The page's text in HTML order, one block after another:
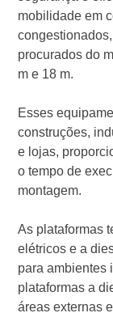
mobilidade em
procurados do
m e 18 m.
Esses
construções,
e lojas,
o tempo de
montagem.
As plataformas
elétricos e a
para ambientes
plataformas a
áreas externas